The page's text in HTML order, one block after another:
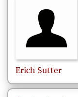
Erich Sutter